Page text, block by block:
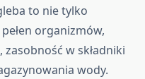
to nie tylko
organizmów,
w składniki
wody.